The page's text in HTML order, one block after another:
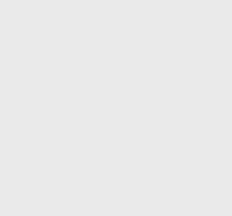
почту и получи
бронирование!